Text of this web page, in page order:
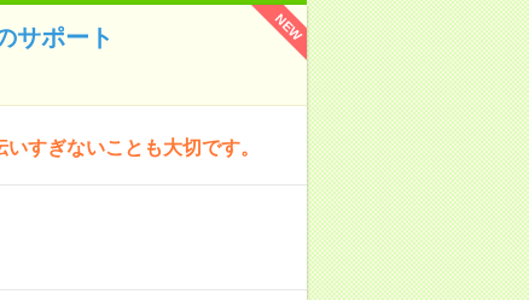
NEW
サポート
すぎないことも大切です。